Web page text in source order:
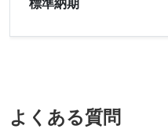
よくある質問